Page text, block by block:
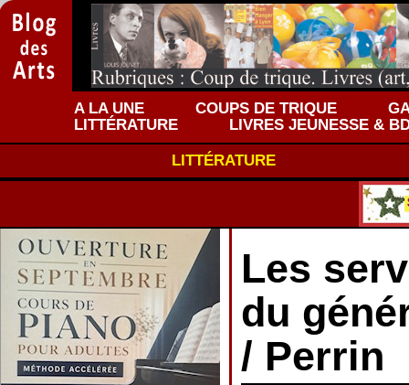
A LA UNE COUPS DE TRIQUE
LITTÉRATURE
LIVRES JEUNESSE &
LITTÉRATURE
Les
du
/ Perrin